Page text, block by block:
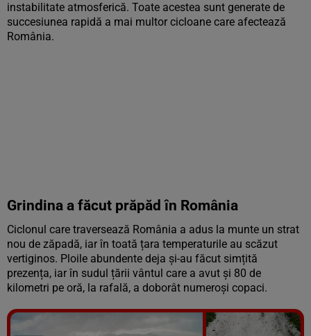
instabilitate atmosferică. Toate acestea sunt generate de
succesiunea rapidă a mai multor cicloane care afectează
România.
Grindina a făcut prăpăd în România
Ciclonul care traversează România a adus la munte un strat
nou de zăpadă, iar în toată țara temperaturile au scăzut
vertiginos. Ploile abundente deja și-au făcut simțită
prezența, iar în sudul țării vântul care a avut și 80 de
kilometri pe oră, la rafală, a doborât numeroși copaci.